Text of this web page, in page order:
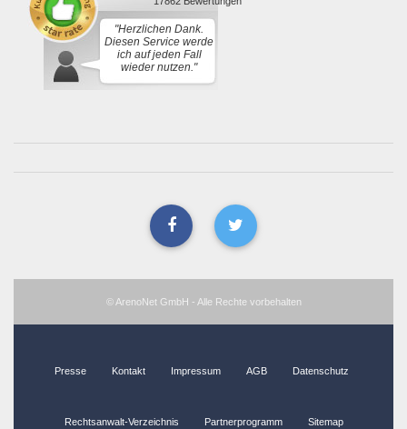
"Herzlichen Dank.
Diesen Service werde
ich auf jeden Fall
wieder nutzen."
© ArenoNet GmbH - Alle Rechte vorbehalten
Presse Kontakt Impressum AGB Datenschutz
Rechtsanwalt-Verzeichnis Partnerprogramm Sitemap